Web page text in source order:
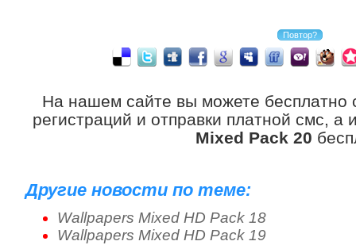
На нашем сайте вы можете бесплатно
регистраций и отправки платной смс, а
Mixed Pack 20
Другие новости по теме:
Wallpapers Mixed HD Pack 18
Wallpapers Mixed HD Pack 19